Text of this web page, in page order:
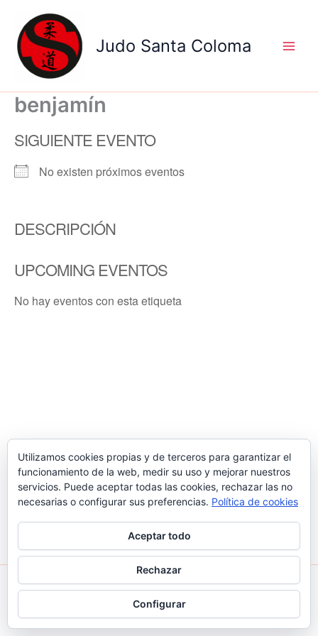
contenido
Judo Santa Coloma
benjamín
SIGUIENTE EVENTO
No existen próximos eventos
DESCRIPCIÓN
UPCOMING EVENTOS
No hay eventos con esta etiqueta
Todos los derechos © 2026 Judo Santa Coloma | Funciona
Tema Astra para WordPress
Utilizamos cookies propias y de terceros para garantizar el
funcionamiento de la web, medir su uso y mejorar nuestros
servicios. Puede aceptar todas las cookies, rechazar las no
necesarias o configurar sus preferencias. Política de cookies
Aceptar todo
Rechazar
Configurar